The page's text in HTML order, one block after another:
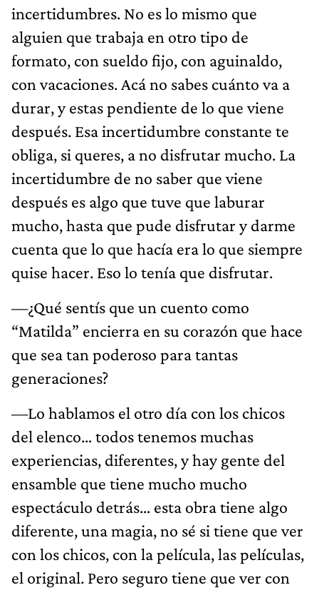
incertidumbres. No es lo mismo que
alguien que trabaja en otro tipo de
formato, con sueldo fijo, con aguinaldo,
con vacaciones. Acá no sabes cuánto va a
durar, y estas pendiente de lo que viene
después. Esa incertidumbre constante te
obliga, si queres, a no disfrutar mucho. La
incertidumbre de no saber que viene
después es algo que tuve que laburar
mucho, hasta que pude disfrutar y darme
cuenta que lo que hacía era lo que siempre
quise hacer. Eso lo tenía que disfrutar.
—¿Qué sentís que un cuento como
“Matilda” encierra en su corazón que hace
que sea tan poderoso para tantas
generaciones?
—Lo hablamos el otro día con los chicos
del elenco… todos tenemos muchas
experiencias, diferentes, y hay gente del
ensamble que tiene mucho mucho
espectáculo detrás… esta obra tiene algo
diferente, una magia, no sé si tiene que ver
con los chicos, con la película, las películas,
el original. Pero seguro tiene que ver con